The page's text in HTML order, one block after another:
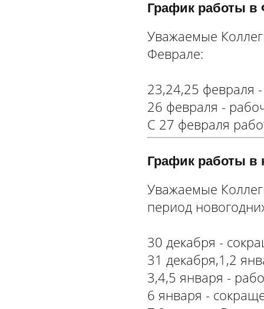
График работы в
Уважаемые
Феврале:
23,24,25 февраля
26 февраля -
С 27 февраля
График работы в
Уважаемые
период
30 декабря -
31 декабря,1,2
3,4,5 января -
6 января -